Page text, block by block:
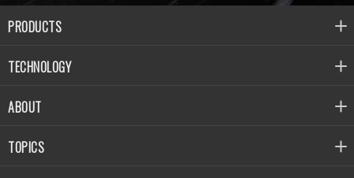
PRODUCTS
TECHNOLOGY
ABOUT
TOPICS